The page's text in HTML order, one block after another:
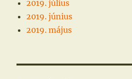
2019. július
2019. június
2019. május